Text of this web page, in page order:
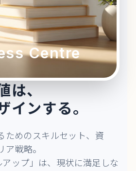
Centre
は、
インする。
ためのスキルセット、資
戦略。
アップ」は、現状に満足しな